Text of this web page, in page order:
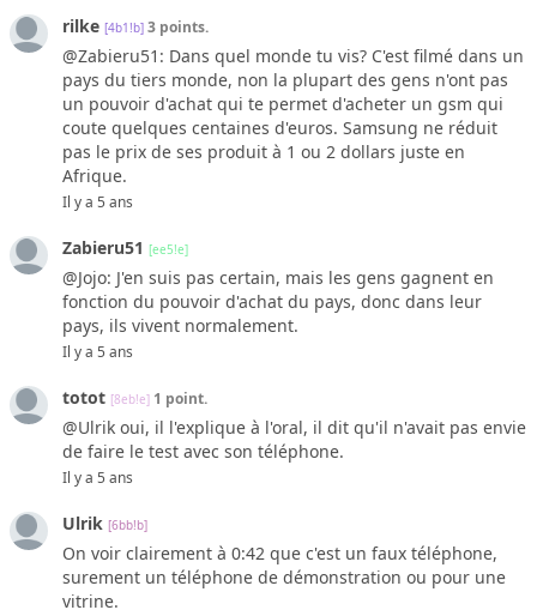
rilke [4b1!b] 3 points.
@Zabieru51: Dans quel monde tu vis? C'est filmé dans un
pays du tiers monde, non la plupart des gens n'ont pas
un pouvoir d'achat qui te permet d'acheter un gsm qui
coute quelques centaines d'euros. Samsung ne réduit
pas le prix de ses produit à 1 ou 2 dollars juste en
Afrique.
Il y a 5 ans
Zabieru51 [ee5!e]
@Jojo: J'en suis pas certain, mais les gens gagnent en
fonction du pouvoir d'achat du pays, donc dans leur
pays, ils vivent normalement.
Il y a 5 ans
totot [8eb!e] 1 point.
@Ulrik oui, il l'explique à l'oral, il dit qu'il n'avait pas envie
de faire le test avec son téléphone.
Il y a 5 ans
Ulrik [6bb!b]
On voir clairement à 0:42 que c'est un faux téléphone,
surement un téléphone de démonstration ou pour une
vitrine.